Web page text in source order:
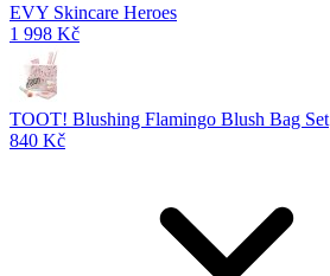
EVY Skincare Heroes
1 998 Kč
TOOT! Blushing Flamingo Blush Bag Set
840 Kč